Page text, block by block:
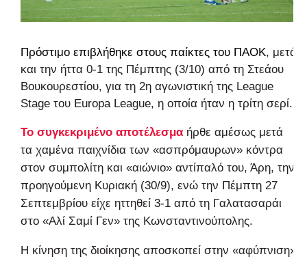
Πρόστιμο επιβλήθηκε στους παίκτες του ΠΑΟΚ, μετά
και την ήττα 0-1 της Πέμπτης (3/10) από τη Στεάου
Βουκουρεστίου, για τη 2η αγωνιστική της League
Stage του Europa League, η οποία ήταν η τρίτη σερί.
Το συγκεκριμένο αποτέλεσμα ήρθε αμέσως μετά
τα χαμένα παιχνίδια των «ασπρόμαυρων» κόντρα
στον συμπολίτη και «αιώνιο» αντίπαλό του, Άρη, την
προηγούμενη Κυριακή (30/9), ενώ την Πέμπτη 27
Σεπτεμβρίου είχε ηττηθεί 3-1 από τη Γαλατασαράι
στο «Αλί Σαμί Γεν» της Κωνσταντινούπολης.
Η κίνηση της διοίκησης αποσκοπεί στην «αφύπνιση»